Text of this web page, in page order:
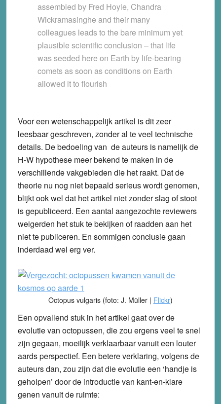
assembled by Fred Hoyle, Chandra
Wickramasinghe and their many
colleagues leads to the bare minimum yet
plausible scientific conclusion – that life
was seeded here on Earth by life-bearing
comets as soon as conditions on Earth
allowed it to flourish
Voor een wetenschappelijk artikel is dit zeer
leesbaar geschreven, zonder al te veel technische
details. De bedoeling van de auteurs is namelijk de
H-W hypothese meer bekend te maken in de
verschillende vakgebieden die het raakt. Dat de
theorie nu nog niet bepaald serieus wordt genomen,
blijkt ook wel dat het artikel niet zonder slag of stoot
is gepubliceerd. Een aantal aangezochte reviewers
weigerden het stuk te bekijken of raadden aan het
niet te publiceren. En sommigen conclusie gaan
inderdaad wel erg ver.
Octopus vulgaris (foto: J. Müller | Flickr)
Een opvallend stuk in het artikel gaat over de
evolutie van octopussen, die zou ergens veel te snel
zijn gegaan, moeilijk verklaarbaar vanuit een louter
aards perspectief. Een betere verklaring, volgens de
auteurs dan, zou zijn dat die evolutie een ‘handje is
geholpen’ door de introductie van kant-en-klare
genen vanuit de ruimte: